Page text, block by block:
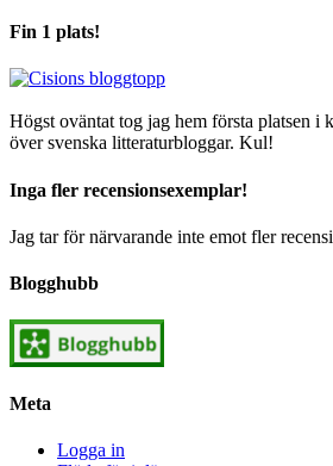
Fin 1 plats!
Högst oväntat tog jag hem första platsen i
över svenska litteraturbloggar. Kul!
Inga fler recensionsexemplar!
Jag tar för närvarande inte emot fler
Blogghubb
Meta
Logga in